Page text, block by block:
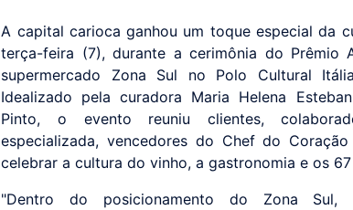
A capital carioca ganhou um toque especial da
terça-feira (7), durante a cerimônia do Prêmio
supermercado Zona Sul no Polo Cultural
Idealizado pela curadora Maria Helena
Pinto, o evento reuniu clientes,
especializada, vencedores do Chef do
celebrar a cultura do vinho, a gastronomia e os
"Dentro do posicionamento do Zona Sul,